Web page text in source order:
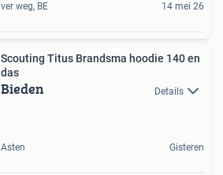
ver weg, BE 14 mei 26
Scouting Titus Brandsma hoodie 140 en
das
Bieden Details
Asten Gisteren